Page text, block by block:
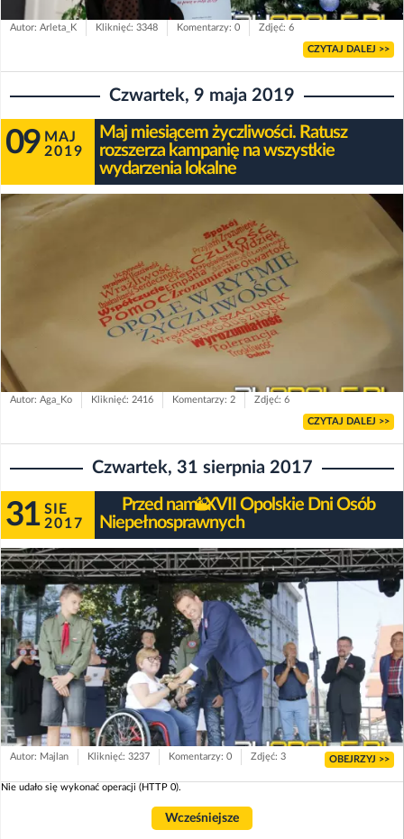
Autor: Arleta_K Kliknięć: 3348 Komentarzy: 0 Zdjęć: 6
CZYTAJ DALEJ >>
Czwartek, 9 maja 2019
09 MAJ
2019
Maj miesiącem życzliwości. Ratusz
rozszerza kampanię na wszystkie
wydarzenia lokalne
Autor: Aga_Ko Kliknięć: 2416 Komentarzy: 2 Zdjęć: 6
CZYTAJ DALEJ >>
Czwartek, 31 sierpnia 2017
31 SIE
2017
Przed nami XVII Opolskie Dni Osób
Niepełnosprawnych
Autor: Majlan Kliknięć: 3237 Komentarzy: 0 Zdjęć: 3 OBEJRZYJ >>
Nie udało się wykonać operacji (HTTP 0).
Wcześniejsze